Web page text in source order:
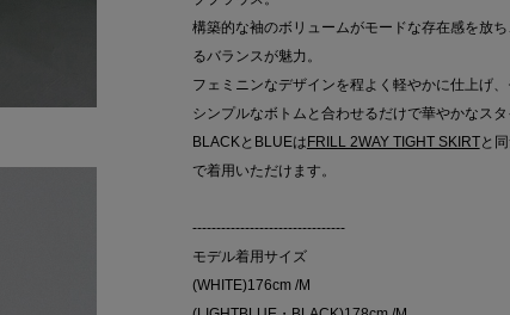
構築的な袖のボリュームがモードな存在感を放
るバランスが魅力。
フェミニンなデザインを程よく軽やかに仕上げ、
シンプルなボトムと合わせるだけで華やかなスタ
BLACKとBLUEは FRILL 2WAY TIGHT SKIRTと
で着用いただけます。
--------------------------------
モデル着用サイズ
(WHITE)176cm /M